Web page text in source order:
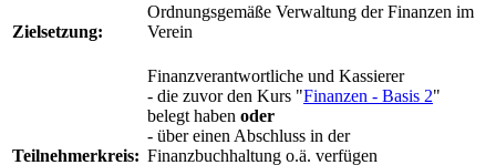
Zielsetzung:
Ordnungsgemäße Verwaltung der Finanzen im
Verein
Teilnehmerkreis:
Finanzverantwortliche und Kassierer
- die zuvor den Kurs "Finanzen - Basis 2"
belegt haben oder
- über einen Abschluss in der
Finanzbuchhaltung o.ä. verfügen